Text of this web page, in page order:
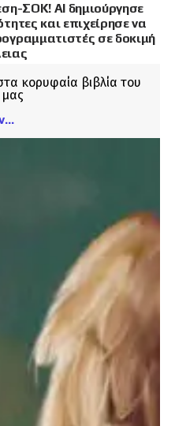
ΣΟΚ! AI δημιούργησε
και επιχείρησε να
σε δοκιμή
κορυφαία βιβλία του
μας